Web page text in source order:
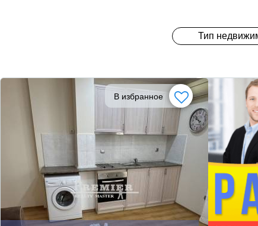
Тип
В избранное